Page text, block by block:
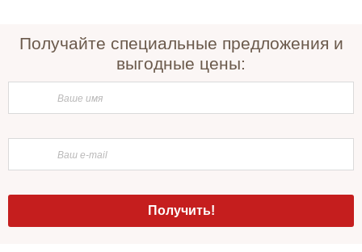
Получайте специальные предложения и
выгодные цены: